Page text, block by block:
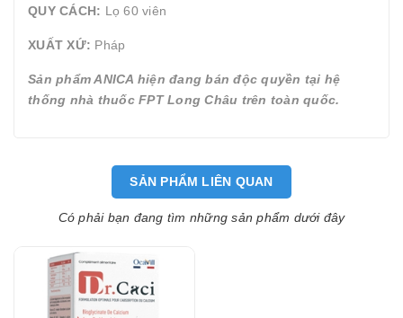
QUY CÁCH: Lọ 60 viên
XUẤT XỨ: Pháp
Sản phẩm ANICA hiện đang bán độc quyền tại hệ
thống nhà thuốc FPT Long Châu trên toàn quốc.
SẢN PHẨM LIÊN QUAN
Có phải bạn đang tìm những sản phẩm dưới đây